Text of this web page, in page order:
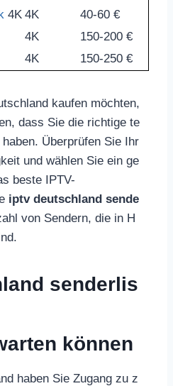
4K 4K
40-60 €
4K
150-200 €
4K 150-250 €
kaufen möchten,
dass Sie die richtige te
Überprüfen Sie Ihr
und wählen Sie ein ge
beste IPTV-
iptv deutschland sende
von Sendern, die in H
senderlis
können
haben Sie Zugang zu z